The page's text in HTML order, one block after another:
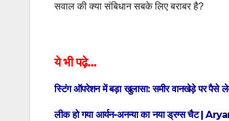
सवाल की क्या संबिधान सबके लिए बराबर है?
ये भी पढ़े…
स्टिंग ऑपरेशन में बड़ा खुलासा: समीर वानखेड़े पर पैसे
लीक हो गया आर्यन-अनन्‍या का नया ड्रग्स चैट